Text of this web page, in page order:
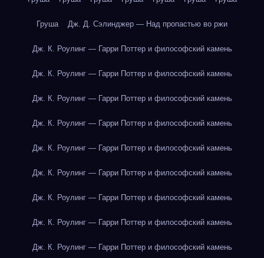
Груша Дж. Д. Сэлинджер — Над пропастью во ржи
Дж. К. Роулинг — Гарри Поттер и философский камень
Дж. К. Роулинг — Гарри Поттер и философский камень
Дж. К. Роулинг — Гарри Поттер и философский камень
Дж. К. Роулинг — Гарри Поттер и философский камень
Дж. К. Роулинг — Гарри Поттер и философский камень
Дж. К. Роулинг — Гарри Поттер и философский камень
Дж. К. Роулинг — Гарри Поттер и философский камень
Дж. К. Роулинг — Гарри Поттер и философский камень
Дж. К. Роулинг — Гарри Поттер и философский камень